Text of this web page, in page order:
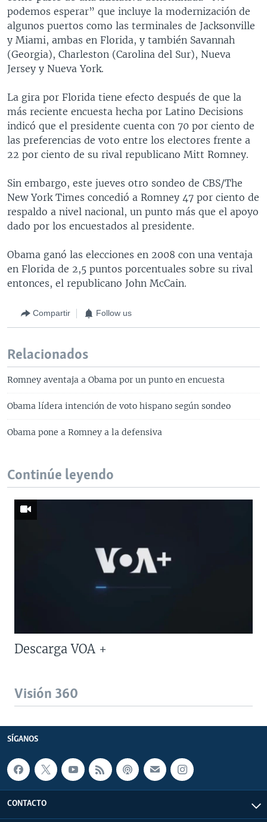
podemos esperar” que incluye la modernización de
algunos puertos como las terminales de Jacksonville
y Miami, ambas en Florida, y también Savannah
(Georgia), Charleston (Carolina del Sur), Nueva
Jersey y Nueva York.
La gira por Florida tiene efecto después de que la
más reciente encuesta hecha por Latino Decisions
indicó que el presidente cuenta con 70 por ciento de
las preferencias de voto entre los electores frente a
22 por ciento de su rival republicano Mitt Romney.
Sin embargo, este jueves otro sondeo de CBS/The
New York Times concedió a Romney 47 por ciento de
respaldo a nivel nacional, un punto más que el apoyo
dado por los encuestados al presidente.
Obama ganó las elecciones en 2008 con una ventaja
en Florida de 2,5 puntos porcentuales sobre su rival
entonces, el republicano John McCain.
Compartir Follow us
Relacionados
Romney aventaja a Obama por un punto en encuesta
Obama lídera intención de voto hispano según sondeo
Obama pone a Romney a la defensiva
Continúe leyendo
Descarga VOA +
Visión 360
SÍGANOS
CONTACTO